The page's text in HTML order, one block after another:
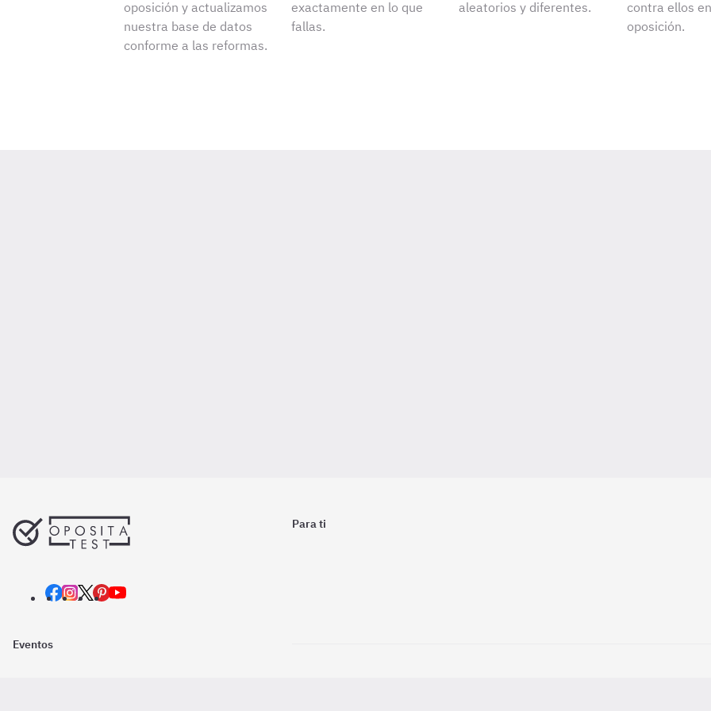
oposición y actualizamos
nuestra base de datos
conforme a las reformas.
exactamente en lo que
fallas.
aleatorios y diferentes.
contra ellos
oposición.
Para ti
Eventos